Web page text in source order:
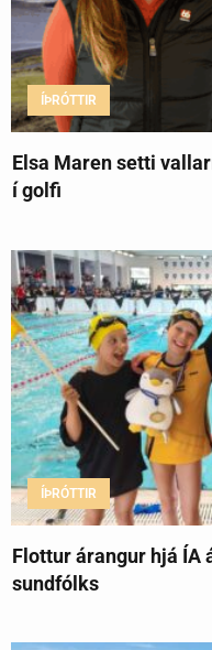
ÍÞRÓTTIR
Elsa Maren setti
í golfi
ÍÞRÓTTIR
Flottur árangur hjá ÍA
sundfólks